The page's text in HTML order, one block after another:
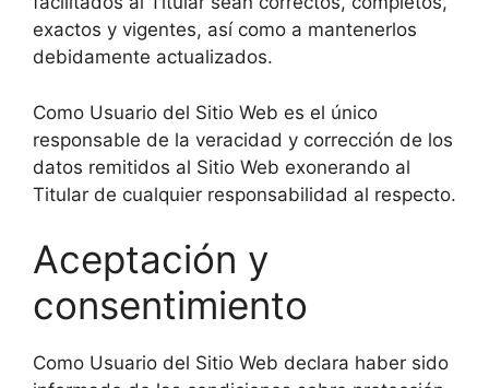
exactos y vigentes, así como a mantenerlos
debidamente actualizados.
Como Usuario del Sitio Web es el único
responsable de la veracidad y corrección de los
datos remitidos al Sitio Web exonerando al
Titular de cualquier responsabilidad al respecto.
Aceptación y
consentimiento
Como Usuario del Sitio Web declara haber sido